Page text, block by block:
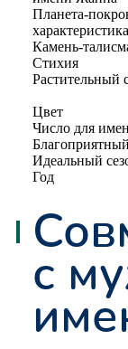
Планета-
Камень-
Стихия
Растительный
Цвет
Число для
Идеальный
Год
с